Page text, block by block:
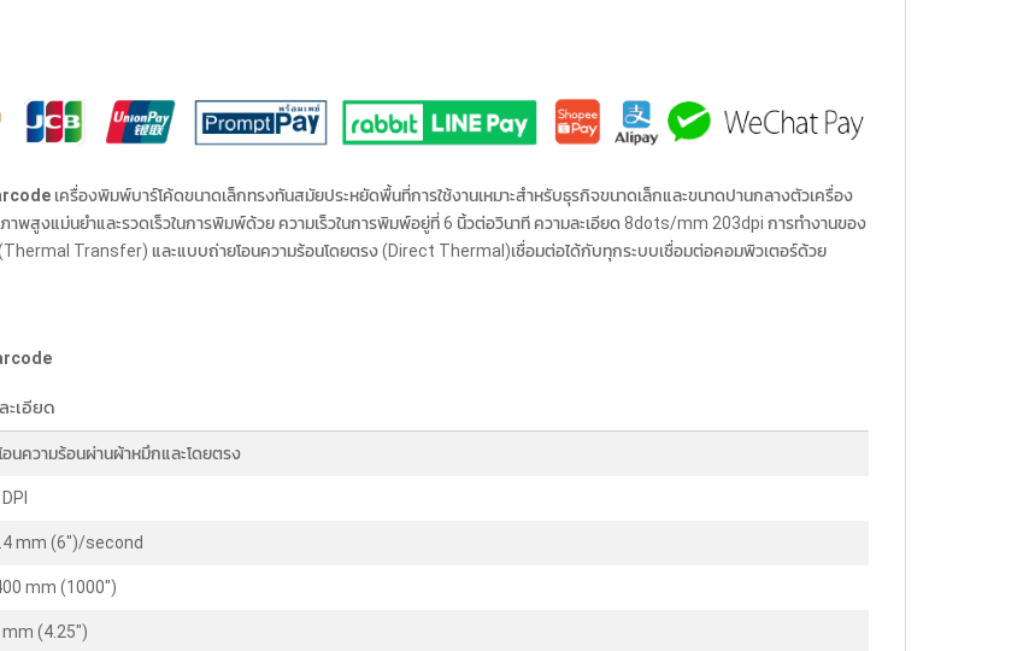
เครื่องพิมพ์บาร์โค้ดขนาดเล็กทรงทันสมัยประหยัดพื้นที่การใช้งานเหมาะสำหรับธุรกิจขนาดเล็กและขนาดปานกลางตัวเครื่อง
สูงแม่นยำและรวดเร็วในการพิมพ์ด้วย ความเร็วในการพิมพ์อยู่ที่ 6 นิ้วต่อวินาที ความละเอียด 8dots/mm 203dpi การทำงานของ
Transfer) และแบบถ่ายโอนความร้อนโดยตรง (Direct Thermal)เชื่อมต่อได้กับทุกระบบเชื่อมต่อคอมพิวเตอร์ด้วย
ะเอียด
อนความร้อนผ่านผ้าหมึกและโดยตรง
mm (6")/second
mm (1000")
mm (4.25")